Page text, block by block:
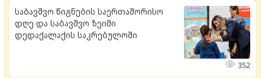
საბავშვო წიგნების საერთაშორისო
დღე და საბავშვო ზეიმი
დედაქალაქის საკრებულოში
352